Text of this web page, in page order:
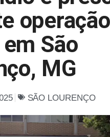
São
MG
SÃO LOURENÇO